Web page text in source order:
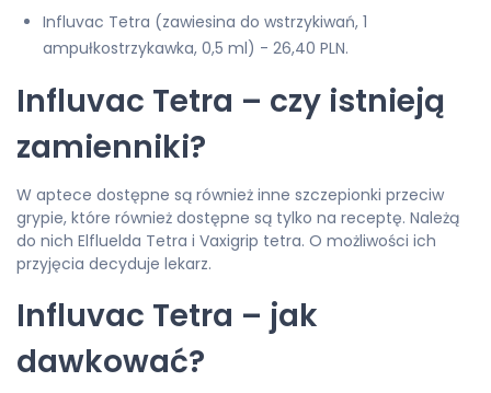
Influvac Tetra (zawiesina do wstrzykiwań, 1
ampułkostrzykawka, 0,5 ml) - 26,40 PLN.
Influvac Tetra – czy istnieją
zamienniki?
W aptece dostępne są również inne szczepionki przeciw
grypie, które również dostępne są tylko na receptę. Należą
do nich Elfluelda Tetra i Vaxigrip tetra. O możliwości ich
przyjęcia decyduje lekarz.
Influvac Tetra – jak
dawkować?